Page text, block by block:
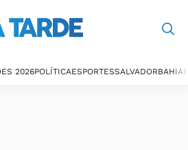
2026POLÍTICAESPORTESSALVADORBAHIA